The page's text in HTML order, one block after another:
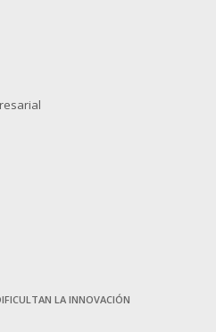
LA INNOVACIÓN